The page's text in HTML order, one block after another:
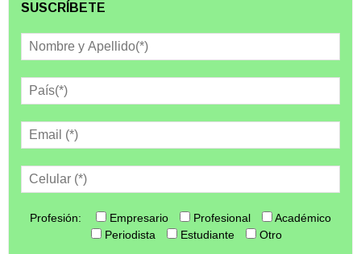
SUSCRÍBETE
Profesión: Empresario Profesional
Académico
Periodista
Estudiante Otro